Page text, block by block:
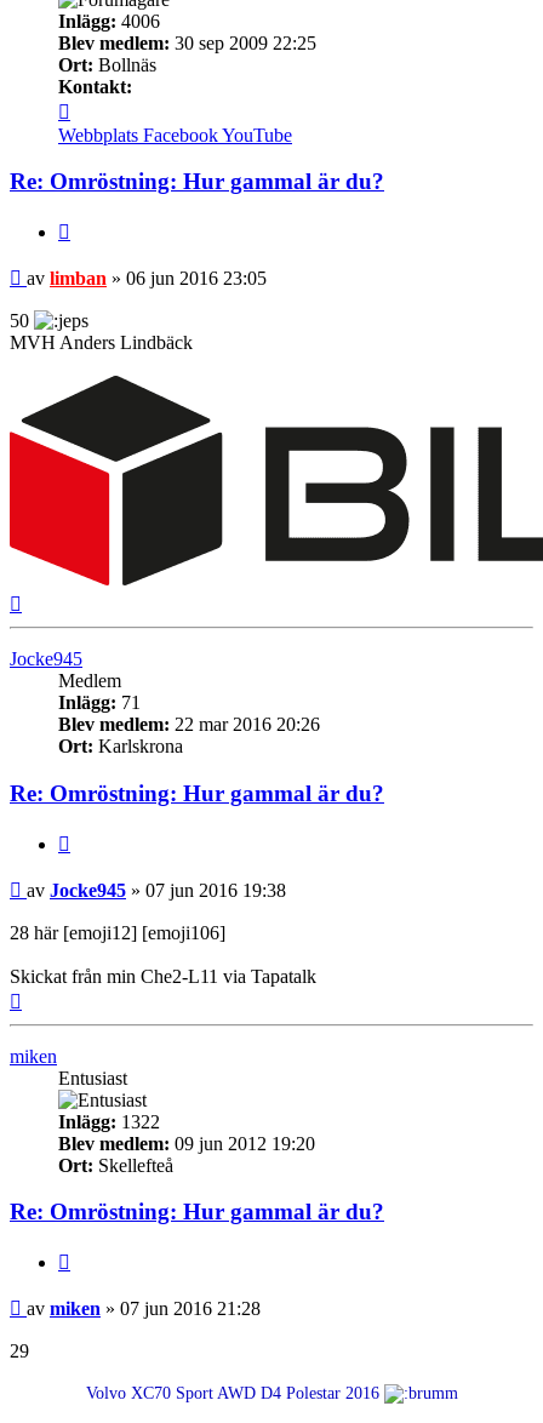
Inlägg: 4006
Blev medlem: 30 sep 2009 22:25
Ort: Bollnäs
Kontakt:
limban
Webbplats FacebookYouTube
Re: Omröstning: Hur gammal är du?
Inlägg
av limban » 06 jun 2016 23:05
50
MVH Anders Lindbäck
Jocke945
Medlem
Inlägg: 71
Blev medlem: 22 mar 2016 20:26
Ort: Karlskrona
Re: Omröstning: Hur gammal är du?
Inlägg
av Jocke945 » 07 jun 2016 19:38
28 här [emoji12] [emoji106]
Skickat från min Che2-L11 via Tapatalk
miken
Entusiast
Inlägg: 1322
Blev medlem: 09 jun 2012 19:20
Ort: Skellefteå
Re: Omröstning: Hur gammal är du?
Inlägg
av miken » 07 jun 2016 21:28
29
Volvo XC70 Sport AWD D4 Polestar 2016